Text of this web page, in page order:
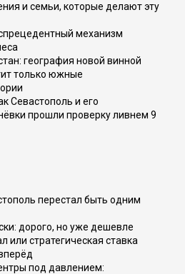
и семьи, которые делают эту
механизм
география новой винной
только южные
Севастополь и его
прошли проверку ливнем 9
перестал быть одним
дорого, но уже дешевле
или стратегическая ставка
под давлением: